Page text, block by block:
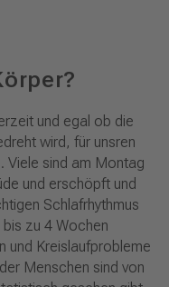
und egal ob die
wird, für unsren
Viele sind am Montag
und erschöpft und
Schlafrhythmus
zu 4 Wochen
und Kreislaufprobleme
Menschen sind von